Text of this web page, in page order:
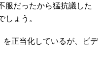
だったから猛抗議した
しょう。
正当化しているが、ビデ